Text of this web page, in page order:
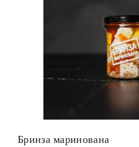
Бринза маринована